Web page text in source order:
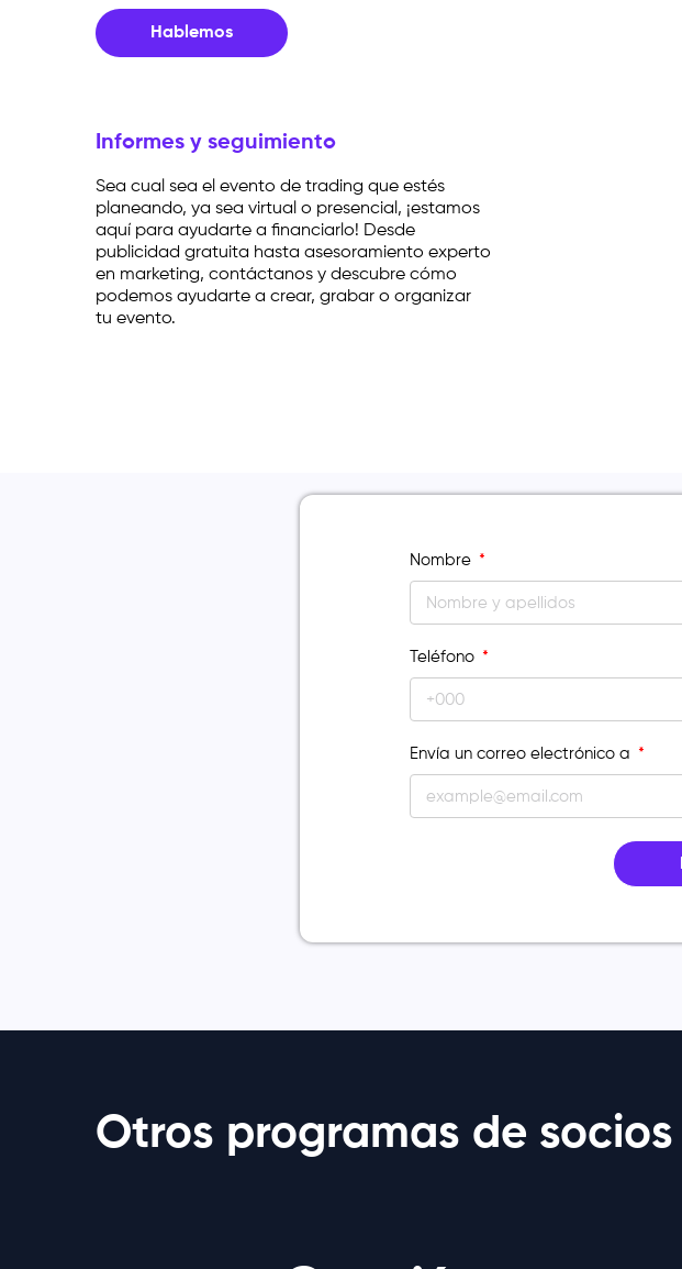
Hablemos
Informes y seguimiento
Sea cual sea el evento de trading que estés
planeando, ya sea virtual o presencial, ¡estamos
aquí para ayudarte a financiarlo! Desde
publicidad gratuita hasta asesoramiento experto
en marketing, contáctanos y descubre cómo
podemos ayudarte a crear, grabar o organizar
tu evento.
Nombre
Teléfono
Envía un correo electrónico a
Otros programas de socios